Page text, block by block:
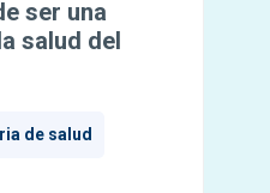
ser una
salud del
de salud